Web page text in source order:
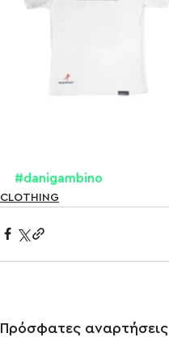
#danigambino
CLOTHING
Πρόσφατες αναρτήσεις